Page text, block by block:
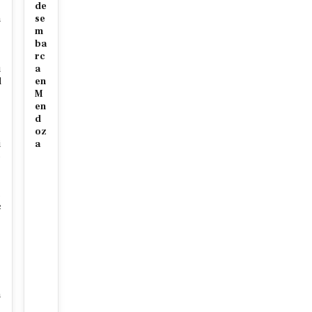
de
se
m
ba
rc
a
en
M
en
d
oz
a